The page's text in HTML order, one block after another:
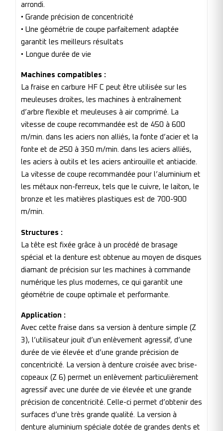
arrondi.
• Grande précision de concentricité
• Une géométrie de coupe parfaitement adaptée
garantit les meilleurs résultats
• Longue durée de vie
Machines compatibles :
La fraise en carbure HF C peut être utilisée sur les
meuleuses droites, les machines à entraînement
d’arbre flexible et meuleuses à air comprimé. La
vitesse de coupe recommandée est de 450 à 600
m/min. dans les aciers non alliés, la fonte d’acier et la
fonte et de 250 à 350 m/min. dans les aciers alliés,
les aciers à outils et les aciers antirouille et antiacide.
La vitesse de coupe recommandée pour l’aluminium et
les métaux non-ferreux, tels que le cuivre, le laiton, le
bronze et les matières plastiques est de 700-900
m/min.
Structures :
La tête est fixée grâce à un procédé de brasage
spécial et la denture est obtenue au moyen de disques
diamant de précision sur les machines à commande
numérique les plus modernes, ce qui garantit une
géométrie de coupe optimale et performante.
Application :
Avec cette fraise dans sa version à denture simple (Z
3), l’utilisateur jouit d’un enlèvement agressif, d’une
durée de vie élevée et d’une grande précision de
concentricité. La version à denture croisée avec brise-
copeaux (Z 6) permet un enlèvement particulièrement
agressif avec une durée de vie élevée et une grande
précision de concentricité. Celle-ci permet d’obtenir des
surfaces d’une très grande qualité. La version à
denture aluminium spéciale dotée de grandes dents et